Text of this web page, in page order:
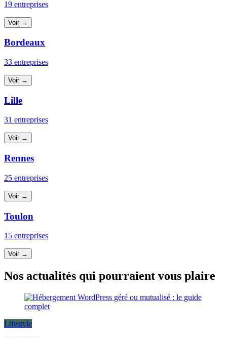
19 entreprises
Voir →
Bordeaux
33 entreprises
Voir →
Lille
31 entreprises
Voir →
Rennes
25 entreprises
Voir →
Toulon
15 entreprises
Voir →
Nos actualités qui pourraient vous plaire
Lifestyle